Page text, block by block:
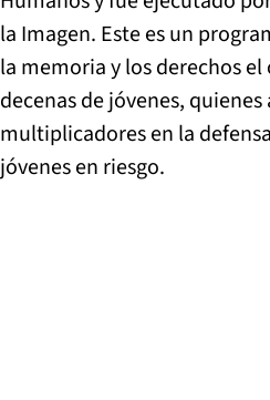
la Imagen. Este es un
la memoria y los derechos
decenas de jóvenes,
multiplicadores en la
jóvenes en riesgo.